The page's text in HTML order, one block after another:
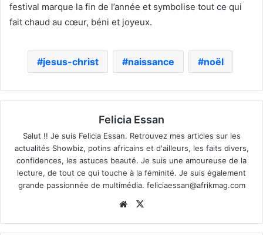
festival marque la fin de l’année et symbolise tout ce qui
fait chaud au cœur, béni et joyeux.
jesus-christ naissance noël
Felicia Essan
Salut !! Je suis Felicia Essan. Retrouvez mes articles sur les
actualités Showbiz, potins africains et d'ailleurs, les faits divers,
confidences, les astuces beauté. Je suis une amoureuse de la
lecture, de tout ce qui touche à la féminité. Je suis également
grande passionnée de multimédia. feliciaessan@afrikmag.com
Website